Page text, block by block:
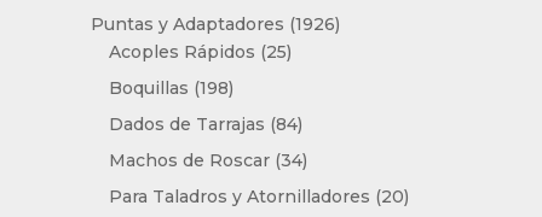
productos
Puntas y Adaptadores 19261926
Acoples Rápidos 2525
Boquillas 198198
productos
Dados de Tarrajas 8484
productos
Machos de Roscar 3434
productos
Para Taladros y Atornilladores 2020